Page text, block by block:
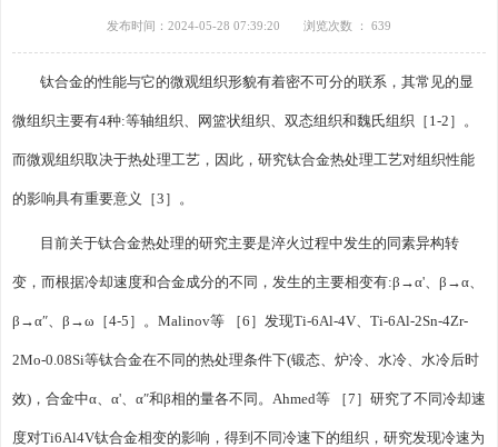
发布时间：2024-05-28 07:39:20 浏览次数 ： 639
钛合金的性能与它的微观组织形貌有着密不可分的联系，其常见的显
微组织主要有4种:等轴组织、网篮状组织、双态组织和魏氏组织［1-2］。
而微观组织取决于热处理工艺，因此，研究钛合金热处理工艺对组织性能
的影响具有重要意义［3］。
目前关于钛合金热处理的研究主要是淬火过程中发生的同素异构转
变，而根据冷却速度和合金成分的不同，发生的主要相变有:β→α'、β→α、
β→α″、β→ω［4-5］。Malinov等 ［6］发现Ti-6Al-4V、Ti-6Al-2Sn-4Zr-
2Mo-0.08Si等钛合金在不同的热处理条件下(锻态、炉冷、水冷、水冷后时
效)，合金中α、α'、α″和β相的量各不同。Ahmed等 ［7］研究了不同冷却速
度对Ti6Al4V钛合金相变的影响，得到不同冷速下的组织，研究发现冷速为